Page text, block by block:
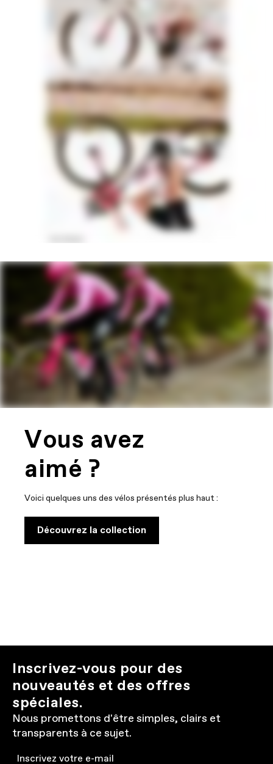
Vous avez
aimé ?
Voici quelques uns des vélos présentés plus haut :
Découvrez la collection
Inscrivez-vous pour des
nouveautés et des offres
spéciales.
Nous promettons d'être simples, clairs et
transparents à ce sujet.
Email